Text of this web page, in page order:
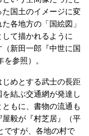
国土のイメージに変
各地方の「国絵図」
て描かれるように
新田一郎『中世に国
参照）。
めとする武士の長距
結ぶ交通網が発達し
もに、書物の流通も
毅が『村芝居』（平
ですが、各地の村で